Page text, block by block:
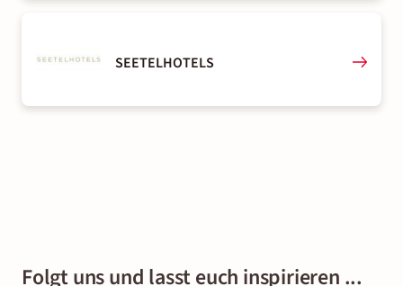
SEETELHOTELS
Folgt uns und lasst euch inspirieren ...